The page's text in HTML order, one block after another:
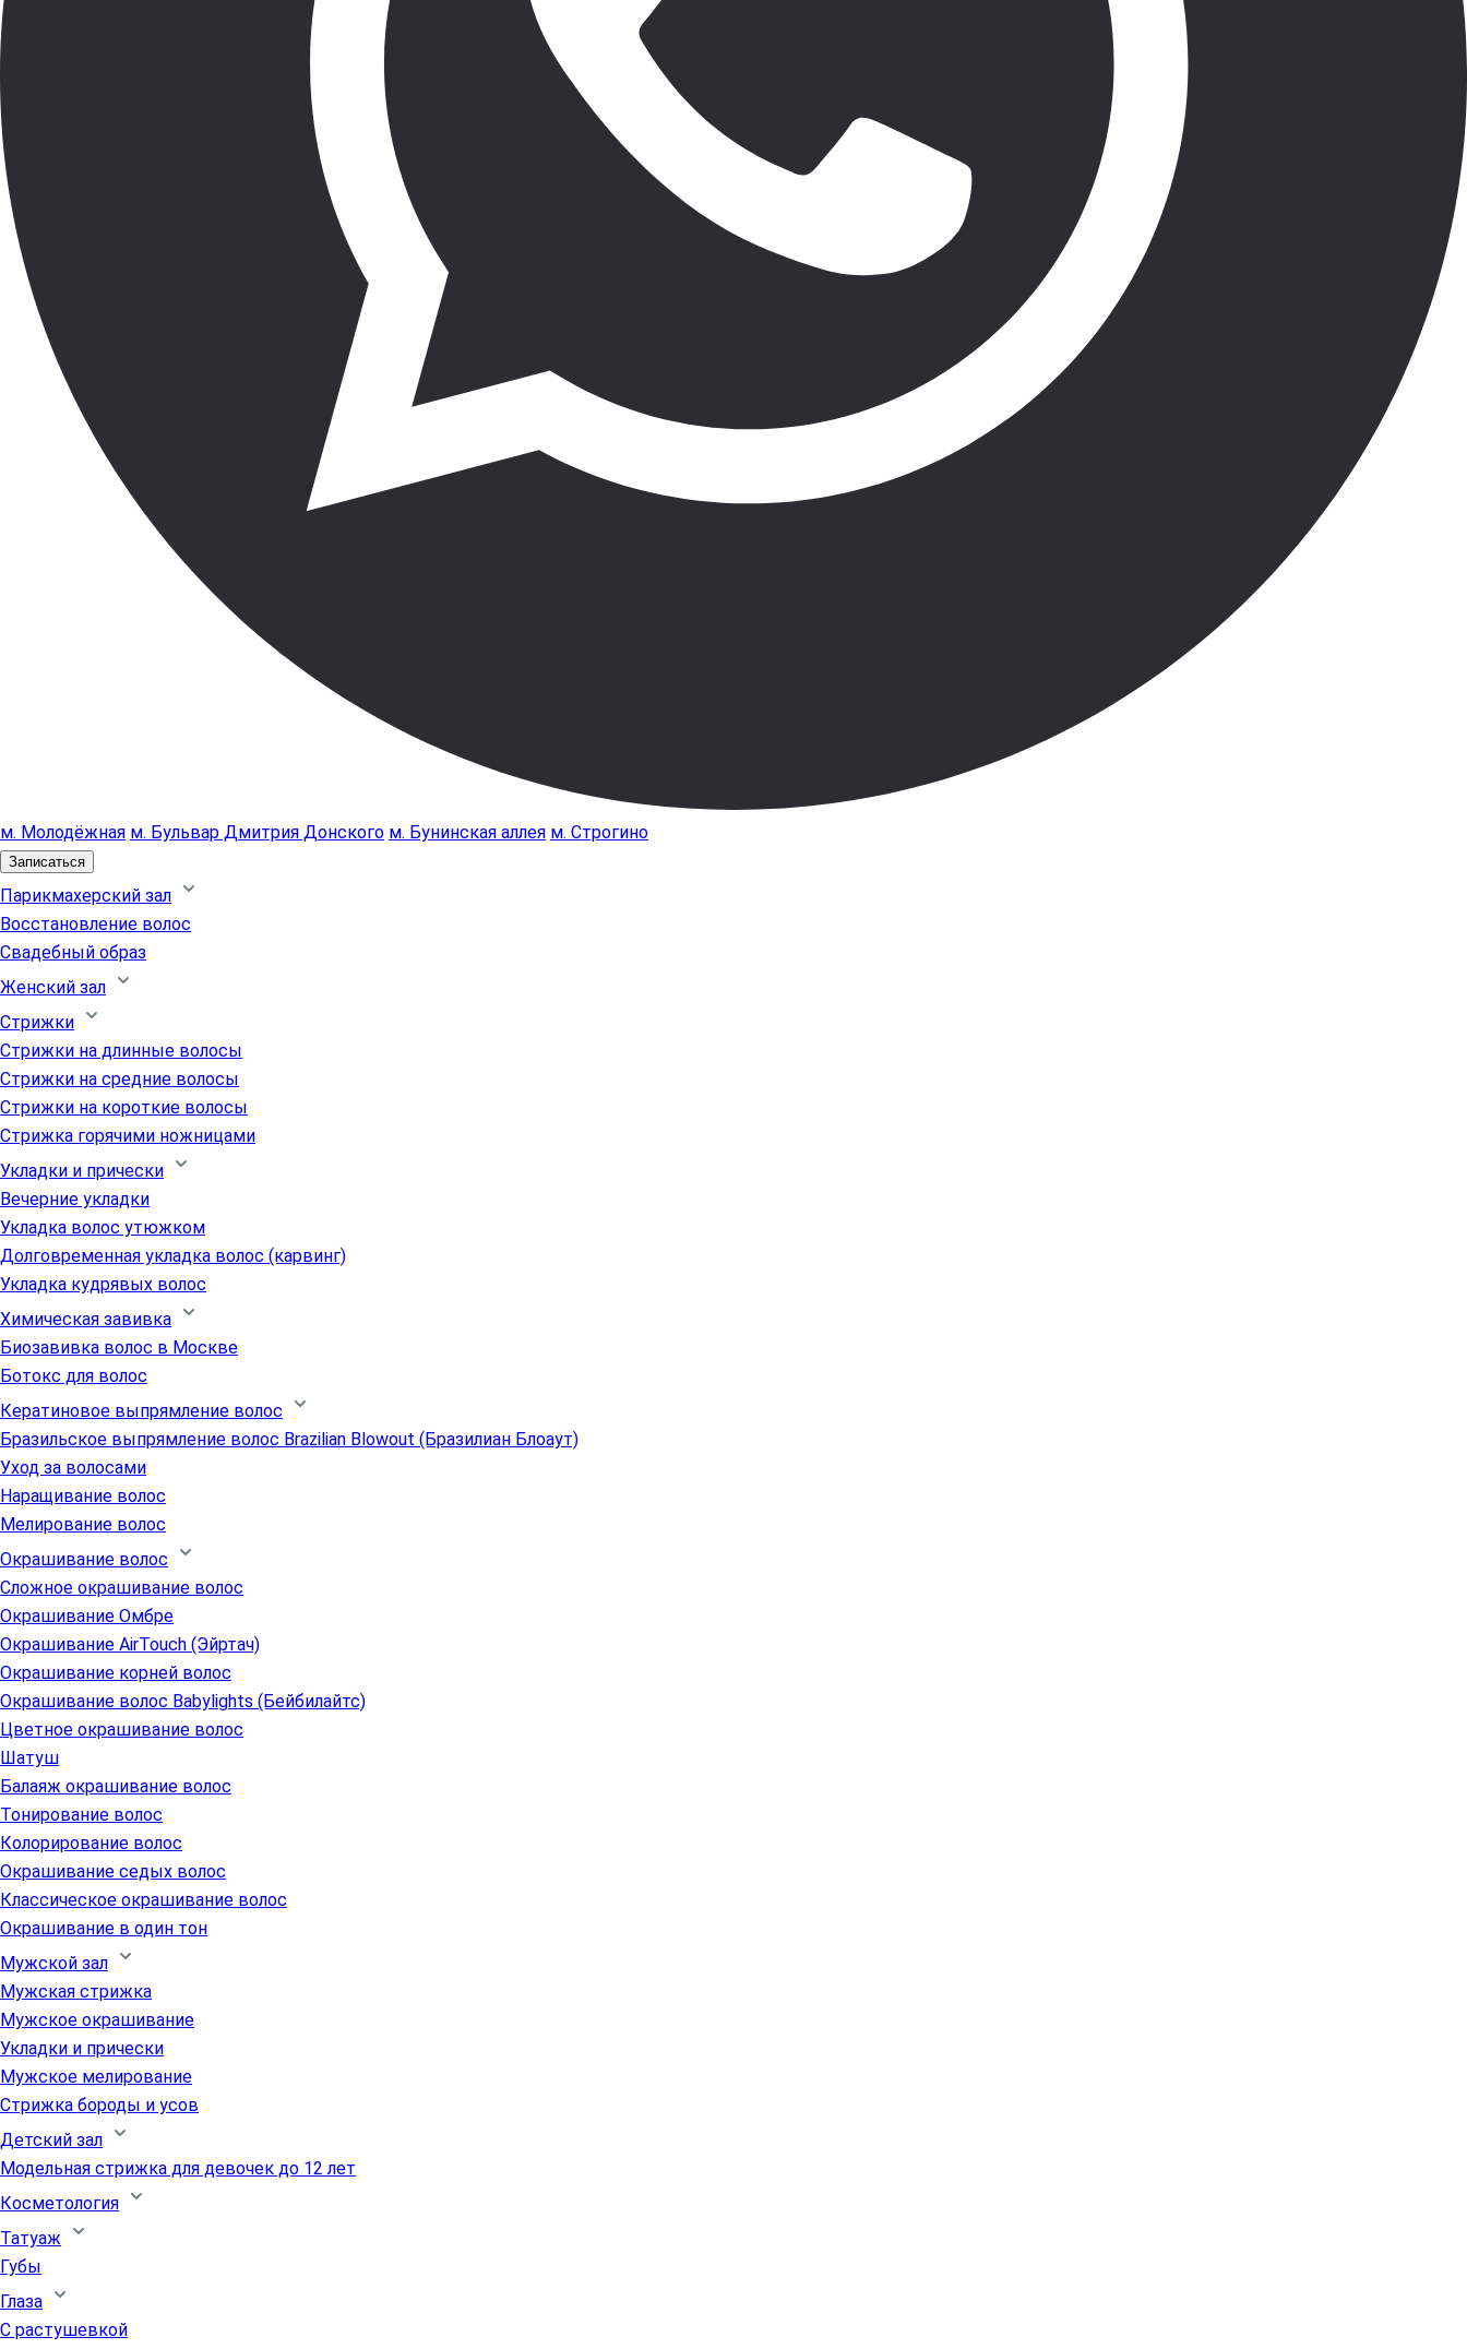
м. Молодёжная м. Бульвар Дмитрия Донского м. Бунинская аллея м. Строгино
Записаться
Парикмахерский зал
Восстановление волос
Свадебный образ
Женский зал
Стрижки
Стрижки на длинные волосы
Стрижки на средние волосы
Стрижки на короткие волосы
Стрижка горячими ножницами
Укладки и прически
Вечерние укладки
Укладка волос утюжком
Долговременная укладка волос (карвинг)
Укладка кудрявых волос
Химическая завивка
Биозавивка волос в Москве
Ботокс для волос
Кератиновое выпрямление волос
Бразильское выпрямление волос Brazilian Blowout (Бразилиан Блоаут)
Уход за волосами
Наращивание волос
Мелирование волос
Окрашивание волос
Сложное окрашивание волос
Окрашивание Омбре
Окрашивание AirTouch (Эйртач)
Окрашивание корней волос
Окрашивание волос Babylights (Бейбилайтс)
Цветное окрашивание волос
Шатуш
Балаяж окрашивание волос
Тонирование волос
Колорирование волос
Окрашивание седых волос
Классическое окрашивание волос
Окрашивание в один тон
Мужской зал
Мужская стрижка
Мужское окрашивание
Укладки и прически
Мужское мелирование
Стрижка бороды и усов
Детский зал
Модельная стрижка для девочек до 12 лет
Косметология
Татуаж
Губы
Глаза
С растушевкой